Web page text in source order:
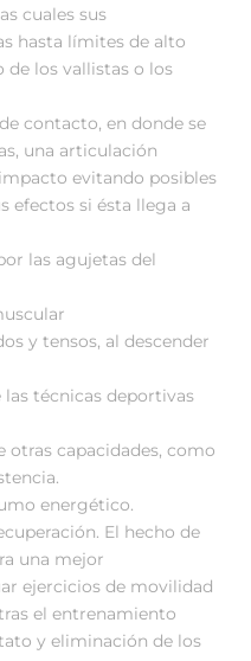
cuales sus
hasta límites de alto
de los vallistas o los
contacto, en donde se
una articulación
evitando posibles
efectos si ésta llega a
las agujetas del
y tensos, al descender
las técnicas deportivas
otras capacidades, como
energético.
El hecho de
una mejor
ejercicios de movilidad
el entrenamiento
y eliminación de los